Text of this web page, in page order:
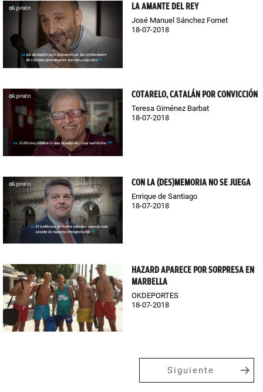
LA AMANTE DEL REY
José Manuel Sánchez Fornet
18-07-2018
COTARELO, CATALÁN POR CONVICCIÓN
Teresa Giménez Barbat
18-07-2018
CON LA (DES)MEMORIA NO SE JUEGA
Enrique de Santiago
18-07-2018
HAZARD APARECE POR SORPRESA EN
MARBELLA
OKDEPORTES
18-07-2018
Siguiente